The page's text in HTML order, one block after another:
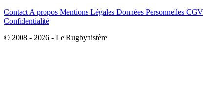
Contact A propos Mentions Légales Données Personnelles CGV
Confidentialité
© 2008 - 2026 - Le Rugbynistère